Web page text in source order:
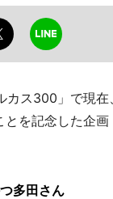
ス300」で現
を記念した企
多田さん